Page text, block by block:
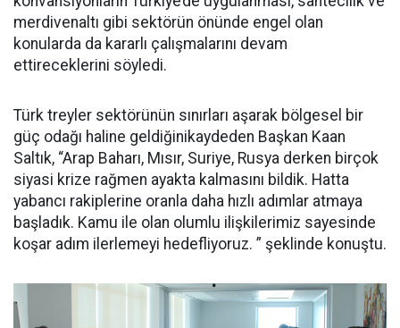
merdivenaltı gibi sektörün önünde engel olan
konularda da kararlı çalışmalarını devam
ettireceklerini söyledi.
Türk treyler sektörünün sınırları aşarak bölgesel bir
güç odağı haline geldiğinikaydeden Başkan Kaan
Saltık, “Arap Baharı, Mısır, Suriye, Rusya derken birçok
siyasi krize rağmen ayakta kalmasını bildik. Hatta
yabancı rakiplerine oranla daha hızlı adımlar atmaya
başladık. Kamu ile olan olumlu ilişkilerimiz sayesinde
koşar adım ilerlemeyi hedefliyoruz. ” şeklinde konuştu.